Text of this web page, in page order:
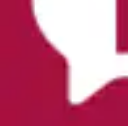
WC-Garnitur
Standgarnitur mit
WENKO
Ursprünglicher Preis
Aktueller Preis
43,99 €